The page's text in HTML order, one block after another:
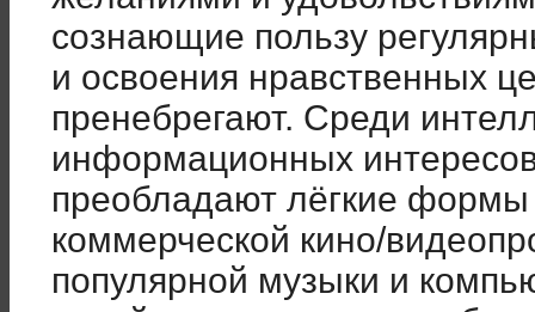
сознающие пользу
и освоения нравственных
пренебрегают. Среди
информационных
преобладают лёгкие формы
коммерческой кино/
популярной музыки и